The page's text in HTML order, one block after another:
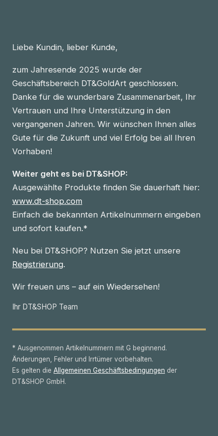
Liebe Kundin, lieber Kunde,
zum Jahresende 2025 wurde der
Geschäftsbereich DT&GoldArt geschlossen.
Danke für die wunderbare Zusammenarbeit, Ihr
Vertrauen und Ihre Unterstützung in den
vergangenen Jahren. Wir wünschen Ihnen alles
Gute für die Zukunft und viel Erfolg bei all Ihren
Vorhaben!
Weiter geht es bei DT&SHOP:
Ausgewählte Produkte finden Sie dauerhaft hier:
www.dt-shop.com
Einfach die bekannten Artikelnummern eingeben
und sofort kaufen.*
Neu bei DT&SHOP? Nutzen Sie jetzt unsere
Registrierung.
Wir freuen uns – auf ein Wiedersehen!
Ihr DT&SHOP Team
* Ausgenommen Artikelnummern mit G beginnend.
Änderungen, Fehler und Irrtümer vorbehalten.
Es gelten die Allgemeinen Geschäftsbedingungen der
DT&SHOP GmbH.